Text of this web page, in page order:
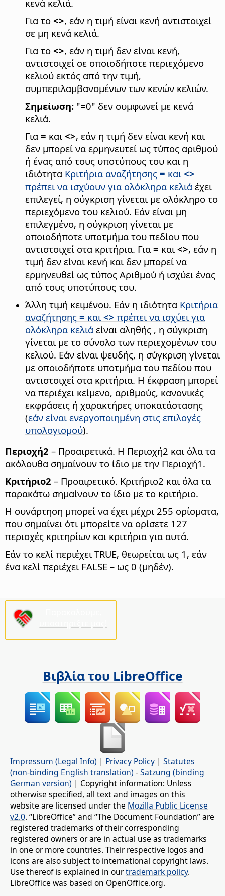
κενά κελιά.
Για το <>, εάν η τιμή είναι κενή αντιστοιχεί
σε μη κενά κελιά.
Για το <>, εάν η τιμή δεν είναι κενή,
αντιστοιχεί σε οποιοδήποτε περιεχόμενο
κελιού εκτός από την τιμή,
συμπεριλαμβανομένων των κενών κελιών.
Σημείωση: "=0" δεν συμφωνεί με κενά
κελιά.
Για = και <>, εάν η τιμή δεν είναι κενή και
δεν μπορεί να ερμηνευτεί ως τύπος αριθμού
ή ένας από τους υποτύπους του και η
ιδιότητα Κριτήρια αναζήτησης = και <>
πρέπει να ισχύουν για ολόκληρα κελιά έχει
επιλεγεί, η σύγκριση γίνεται με ολόκληρο το
περιεχόμενο του κελιού. Εάν είναι μη
επιλεγμένο, η σύγκριση γίνεται με
οποιοδήποτε υποτμήμα του πεδίου που
αντιστοιχεί στα κριτήρια. Για = και <>, εάν η
τιμή δεν είναι κενή και δεν μπορεί να
ερμηνευθεί ως τύπος Αριθμού ή ισχύει ένας
από τους υποτύπους του.
Άλλη τιμή κειμένου. Εάν η ιδιότητα Κριτήρια
αναζήτησης = και <> πρέπει να ισχύει για
ολόκληρα κελιά είναι αληθής , η σύγκριση
γίνεται με το σύνολο των περιεχομένων του
κελιού. Εάν είναι ψευδής, η σύγκριση γίνεται
με οποιοδήποτε υποτμήμα του πεδίου που
αντιστοιχεί στα κριτήρια. Η έκφραση μπορεί
να περιέχει κείμενο, αριθμούς, κανονικές
εκφράσεις ή χαρακτήρες υποκατάστασης
(εάν είναι ενεργοποιημένη στις επιλογές
υπολογισμού).
Περιοχή2 – Προαιρετικά. Η Περιοχή2 και όλα τα
ακόλουθα σημαίνουν το ίδιο με την Περιοχή1.
Κριτήριο2 – Προαιρετικό. Κριτήριο2 και όλα τα
παρακάτω σημαίνουν το ίδιο με το κριτήριο.
Η συνάρτηση μπορεί να έχει μέχρι 255 ορίσματα,
που σημαίνει ότι μπορείτε να ορίσετε 127
περιοχές κριτηρίων και κριτήρια για αυτά.
Εάν το κελί περιέχει TRUE, θεωρείται ως 1, εάν
ένα κελί περιέχει FALSE – ως 0 (μηδέν).
Βιβλία του LibreOffice
Impressum (Legal Info) | Privacy Policy | Statutes
(non-binding English translation) -Satzung (binding
German version) | Copyright information: Unless
otherwise specified, all text and images on this
website are licensed under the Mozilla Public License
v2.0. “LibreOffice” and “The Document Foundation” are
registered trademarks of their corresponding
registered owners or are in actual use as trademarks
in one or more countries. Their respective logos and
icons are also subject to international copyright laws.
Use thereof is explained in ourtrademark policy.
LibreOffice was based on OpenOffice.org.